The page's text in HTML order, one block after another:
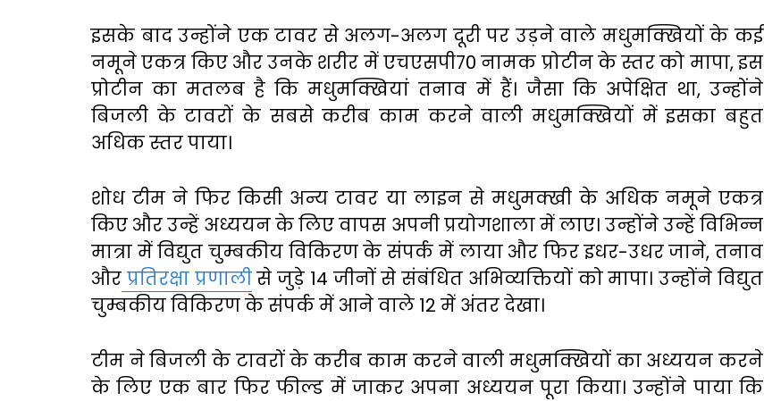
इसके बाद उन्होंने एक टावर से अलग-अलग दूरी पर उड़ने वाले मधुमक्खियों के कई
नमूने एकत्र किए और उनके शरीर में एचएसपी70 नामक प्रोटीन के स्तर को मापा, इस
प्रोटीन का मतलब है कि मधुमक्खियां तनाव में हैं। जैसा कि अपेक्षित था, उन्होंने
बिजली के टावरों के सबसे करीब काम करने वाली मधुमक्खियों में इसका बहुत
अधिक स्तर पाया।
शोध टीम ने फिर किसी अन्य टावर या लाइन से मधुमक्खी के अधिक नमूने एकत्र
किए और उन्हें अध्ययन के लिए वापस अपनी प्रयोगशाला में लाए। उन्होंने उन्हें विभिन्न
मात्रा में विद्युत चुम्बकीय विकिरण के संपर्क में लाया और फिर इधर-उधर जाने, तनाव
और प्रतिरक्षा प्रणालीसे जुड़े 14 जीनों से संबंधित अभिव्यक्तियों को मापा। उन्होंने विद्युत
चुम्बकीय विकिरण के संपर्क में आने वाले 12 में अंतर देखा।
टीम ने बिजली के टावरों के करीब काम करने वाली मधुमक्खियों का अध्ययन करने
के लिए एक बार फिर फील्ड में जाकर अपना अध्ययन पूरा किया। उन्होंने पाया कि